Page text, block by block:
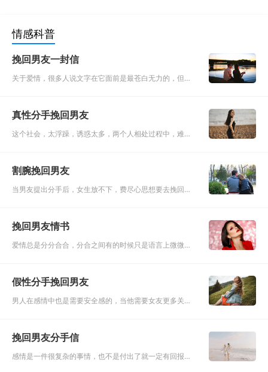
情感科普
挽回男友一封信
关于爱情，很多人说文字在它面前是最苍白无力的，但是
落泪，它没有生命，
真性分手挽回男友
这个社会，太浮躁，诱惑太多，两个人相处过程中，难免
真性分手想挽回需要
割腕挽回男友
当男友提出分手后，女生放不下，费尽心思想要去挽回，
炸，电话骚扰，甚至试
挽回男友情书
爱情总是分分合合，分合之间有的时候只是语言上微微过
是他们却不懂得怎么
假性分手挽回男友
男人在感情中也是需要安全感的，当他需要女友更多关爱
手，但是内心却还是惦
挽回男友分手信
感情是一件很复杂的事情，也不是付出了就一定有回报